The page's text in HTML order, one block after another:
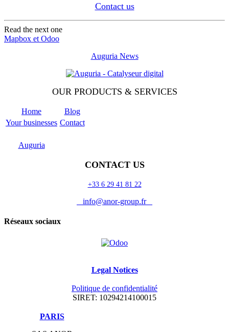
Contact us
Read the next one
Mapbox et Odoo
Auguria News
OUR PRODUCTS & SERVICES
Home
Blog
Your businesses Contact
Auguria
CONTACT US
+33 6 29 41 81 22
info@anor-group.fr
Réseaux sociaux
Legal Notices
Politique de confidentialité
SIRET: 10294214100015
​PARIS